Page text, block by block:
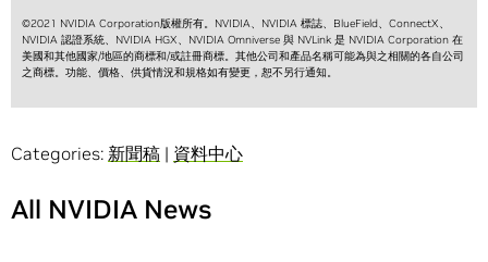
©2021 NVIDIA Corporation版權所有。NVIDIA、NVIDIA 標誌、BlueField、ConnectX、
NVIDIA 認證系統、NVIDIA HGX、NVIDIA Omniverse 與 NVLink 是 NVIDIA Corporation 在
美國和其他國家/地區的商標和/或註冊商標。其他公司和產品名稱可能為與之相關的各自公司
之商標。功能、價格、供貨情況和規格如有變更，恕不另行通知。
Categories: 新聞稿 | 資料中心
All NVIDIA News